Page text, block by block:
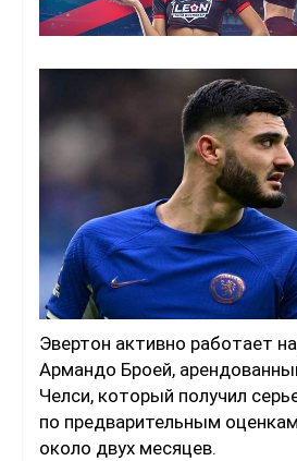
Эвертон активно работает
Армандо Броей,
Челси, который получил
по предварительным
около двух месяцев.